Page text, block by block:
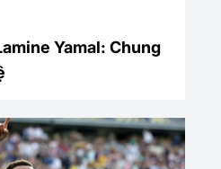
Yamal: Chung